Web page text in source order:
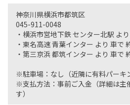
神奈川県横浜市都筑区
045-911-0048
・横浜市営地下鉄 センター北駅 よ
・東名高速 青葉インター より 車で
・第三京浜 都筑インター より 車で
※駐車場：なし（近隣に有料パーキ
※支払方法：事前ご入金（詳細は主
す）